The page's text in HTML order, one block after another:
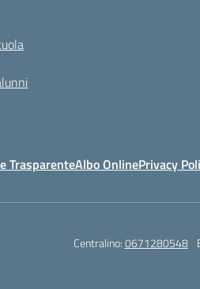
TrasparenteAlbo OnlinePrivacy
Centralino:0671280548